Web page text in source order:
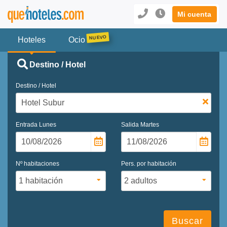
Mi cuenta
Hoteles Ocio
Destino / Hotel
Destino / Hotel
Entrada Lunes Salida Martes
Nº habitaciones Pers. por habitación
Buscar